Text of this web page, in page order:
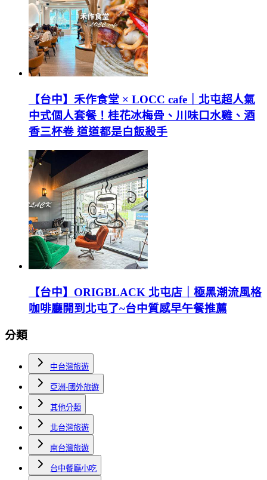
【台中】禾作食堂 × LOCC cafe｜北屯超人氣
中式個人套餐！桂花冰梅骨、川味口水雞、酒
香三杯卷 道道都是白飯殺手
【台中】ORIGBLACK 北屯店｜極黑潮流風格
咖啡廳開到北屯了~台中質感早午餐推薦
分類
中台灣旅遊
亞洲-國外旅遊
其他分類
北台灣旅遊
南台灣旅遊
台中餐廳小吃